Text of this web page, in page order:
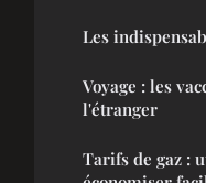
Les
Voyage : les
l'étranger
Tarifs de gaz :